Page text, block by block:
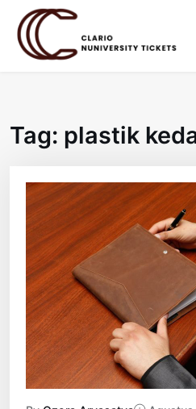
content
Tag: plastik